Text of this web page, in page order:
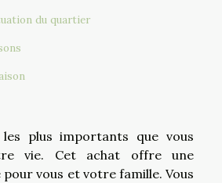
du quartier
les plus importants que vous
vie. Cet achat offre une
vous et votre famille. Vous